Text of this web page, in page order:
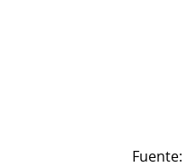
Fuente: